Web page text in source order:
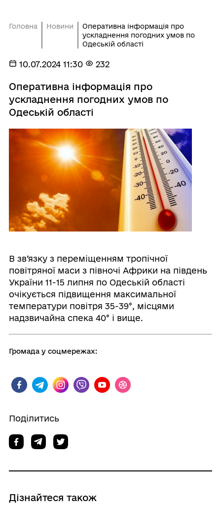
Головна Новини
Оперативна інформація про
ускладнення погодних умов по
Одеській області
10.07.2024 11:30 232
Оперативна інформація про
ускладнення погодних умов по
Одеській області
В зв’язку з переміщенням тропічної
повітряної маси з півночі Африки на південь
України 11-15 липня по Одеській області
очікується підвищення максимальної
температури повітря 35-39°, місцями
надзвичайна спека 40° і вище.
Громада у соцмережах:
Поділитись
Дізнайтеся також